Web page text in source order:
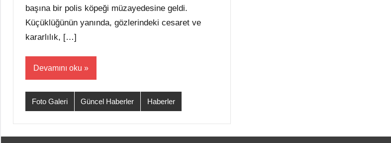
başına bir polis köpeği müzayedesine geldi.
Küçüklüğünün yanında, gözlerindeki cesaret ve
kararlılık, […]
Devamını oku
Foto Galeri Güncel Haberler Haberler